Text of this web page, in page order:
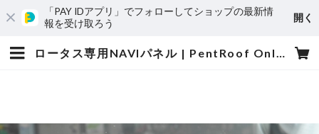
「PAY IDアプリ」でフォローしてショップの最新情
報を受け取ろう
開く
ロータス専用NAVIパネル | PentRoof Online Store